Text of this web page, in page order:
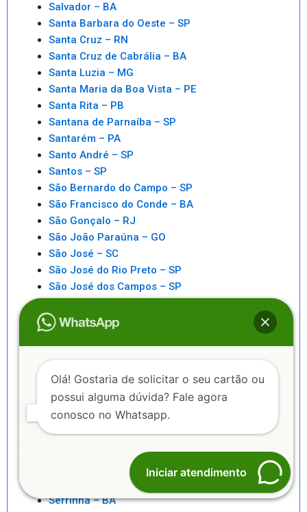
Salvador – BA
Santa Barbara do Oeste – SP
Santa Cruz – RN
Santa Cruz de Cabrália – BA
Santa Luzia – MG
Santa Maria da Boa Vista – PE
Santa Rita – PB
Santana de Parnaíba – SP
Santarém – PA
Santo André – SP
Santos – SP
São Bernardo do Campo – SP
São Francisco do Conde – BA
São Gonçalo – RJ
São João Paraúna – GO
São José – SC
São José do Rio Preto – SP
São José dos Campos – SP
São Luís – MA
São Pedro da Aldeia – RJ
São Sebastiao – SP
São Sebastião – AL
Saquarema – RJ
Senhor do Bonfim – BA
Serrinha – BA
Olá! Gostaria de solicitar o seu cartão ou
possui alguma dúvida? Fale agora
conosco no Whatsapp.
Iniciar atendimento